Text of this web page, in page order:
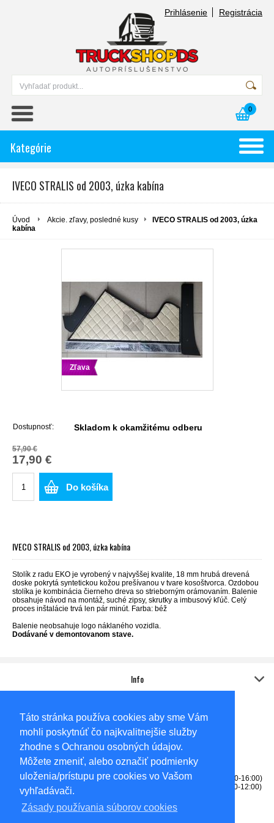
Táto stránka používa cookies aby sme Vám
mohli poskytnúť čo najkvalitnejšie služby
zhodne s Ochranou osobných údajov.
Môžete zmeniť, alebo označiť podmienky
uloženia/prístupu pre cookies vo Vašom
vyhľadávači.
Zásady používania súborov cookies
Prihlásenie Registrácia
0
Kategórie
IVECO STRALIS od 2003, úzka kabína
Úvod Akcie. zľavy, posledné kusy
IVECO STRALIS od 2003, úzka
kabína
Zľava
Dostupnosť: Skladom k okamžitému odberu
57,90 €
17,90 €
Do košíka
IVECO STRALIS od 2003, úzka kabína
Stolík z radu EKO je vyrobený v najvyššej kvalite, 18 mm hrubá drevená
doske pokrytá syntetickou kožou prešívanou v tvare kosoštvorca. Ozdobou
stolíka je kombinácia čierneho dreva so strieborným orámovaním. Balenie
obsahuje návod na montáž, suché zipsy, skrutky a imbusový kľúč. Celý
proces inštalácie trvá len pár minút. Farba: béž
Balenie neobsahuje logo náklaného vozidla.
Dodávané v demontovanom stave.
Info
Sídlo
AUTO-KOVO,s.r.o.
Gabčíkovská 6585/62A
Dunajská Streda
92901
Okresný súd Trnava, Oddiel: Sro, Vložka číslo: 14057/T
Tel: 0905256531 - predajňa (PONDELOK-PIATOK 8:00-12:00, 13:00-16:00)
Tel: 0915709164 - fakturácia, reklamácie (PONDELOK-PIATOK 8:00-12:00)
truckshopds@gmail.com